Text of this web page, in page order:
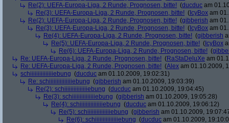
Re(2): UEFA-Europa-Liga, 2 Runde, Prognosen, bitte! (ducduc am
Re(3): UEFA-Europa-Liga, 2 Runde, Prognosen, bitte! ( IcyBox am
Re(2): UEFA-Europa-Liga, 2 Runde, Prognosen, bitte! (gibberish am
Re(3): UEFA-Europa-Liga, 2 Runde, Prognosen, bitte! ( IcyBox am
Re(4): UEFA-Europa-Liga, 2 Runde, Prognosen, bitte! (gibberish
Re(5): UEFA-Europa-Liga, 2 Runde, Prognosen, bitte! ( IcyBox
Re(6): UEFA-Europa-Liga, 2 Runde, Prognosen, bitte! (
Re: UEFA-Europa-Liga, 2 Runde, Prognosen, bitte! (RaStaDeluXe am
Re: UEFA-Europa-Liga, 2 Runde, Prognosen, bitte! (Alex am 01.10.2009,
schiiiiiiiiiiiiiiiebung (ducduc am 01.10.2009, 19:02:31)
Re: schiiiiiiiiiiiiiiiebung (gibberish am 01.10.2009, 19:03:39)
Re(2): schiiiiiiiiiiiiiiiebung (ducduc am 01.10.2009, 19:04:45)
Re(3): schiiiiiiiiiiiiiiiebung (gibberish am 01.10.2009, 19:05:28)
Re(4): schiiiiiiiiiiiiiiiebung (ducduc am 01.10.2009, 19:06:12)
Re(5): schiiiiiiiiiiiiiiiebung (gibberish am 01.10.2009,
Re(6): schiiiiiiiiiiiiiiiebung (ducduc am 01.10.2009,